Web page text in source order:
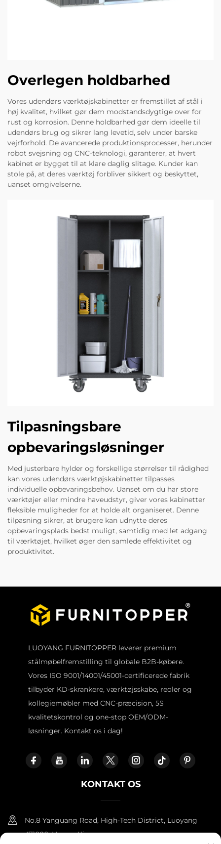
Overlegen holdbarhed
Vores udendørs værktøjskabinetter er fremstillet af stål i
høj kvalitet, hvilket gør dem modstandsdygtige over for
rust og korrosion. Denne holdbarhed gør dem ideelle til
udendørs brug og sikrer lang levetid, selv under barske
vejrforhold. De avancerede produktionsprocesser, herunder
robot svejsning og CNC-teknologi, garanterer, at hvert
kabinet er bygget til at klare daglig slitage. Kunder kan
stole på, at deres værktøj forbliver sikkert og beskyttet,
uanset omgivelserne.
Tilpasningsbare
opbevaringsløsninger
Med justerbare hylder og forskellige størrelser til rådighed
kan vores udendørs værktøjskabinetter tilpasses
individuelle opbevaringsbehov. Uanset om du har store
værktøjer eller mindre haveudstyr, giver vores kabinetter
fleksible muligheder for at holde alt organiseret. Denne
tilpasning sikrer, at brugere kan udnytte deres
opbevaringsplads bedst muligt, samtidig med let adgang
til værktøjet, hvilket øger den samlede effektivitet og
produktivitet.
LUOYANG FURNITOPPER leverer premium
stålmøbelfremstilling til globale B2B-købere.
Vores ISO 9001/14001/45001-certificerede fabrik
tilbyder KD-skrankere, værktøjsskabe, reoler og
kollegiemøbler med CNC-præcision, 5S
kvalitetskontrol og one-stop OEM/ODM-
løsninger. Kontakt os i dag!
KONTAKT OS
No.8 Yanguang Road, High-Tech District, Luoyang
471000, Henan, Kina.